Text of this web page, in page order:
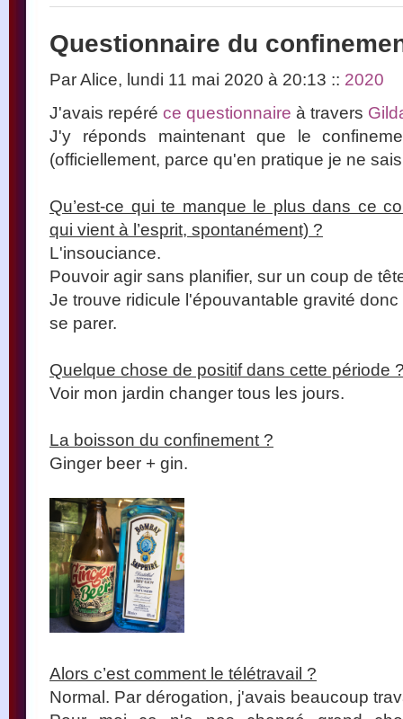
Questionnaire du
Par Alice, lundi 11 mai 2020 à 20:13 :: 2020
J'avais repéré ce questionnaire à travers
J'y réponds maintenant que le
(officiellement, parce qu'en pratique je ne
Qu’est-ce qui te manque le plus dans ce
qui vient à l’esprit, spontanément) ?
L'insouciance.
Pouvoir agir sans planifier, sur un coup de
Je trouve ridicule l'épouvantable gravité
se parer.
Quelque chose de positif dans cette période
Voir mon jardin changer tous les jours.
La boisson du confinement ?
Ginger beer + gin.
Alors c’est comment le télétravail ?
Normal. Par dérogation, j'avais beaucoup